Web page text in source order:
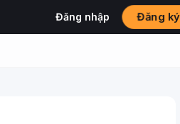
Đăng nhập Đăng ký